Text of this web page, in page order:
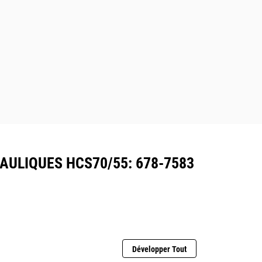
HCS70/55: 678-7583
Développer Tout